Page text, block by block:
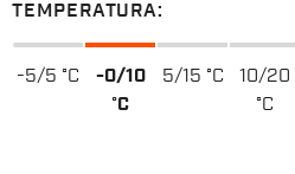
TEMPERATURA:
-5/5 °C
-0/10
°C
5/15 °C
10/20
°C